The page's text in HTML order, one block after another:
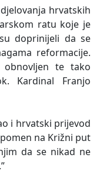
hrvatskih
ratu koje je
doprinijeli da se
reformacije.
te tako
Kardinal Franjo
i hrvatski prijevod
na Križni put
da se nikad ne